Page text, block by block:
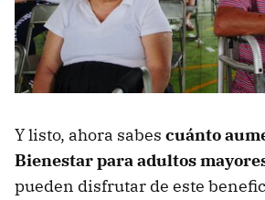
Y listo, ahora sabes cuánto
Bienestar para adultos
pueden disfrutar de este